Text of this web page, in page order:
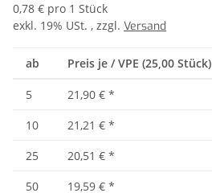
0,78 € pro 1 Stück
exkl. 19% USt. , zzgl. Versand
ab Preis je / VPE (25,00 Stück)
5 21,90 € *
10
21,21 € *
25
20,51 € *
50
19,59 € *